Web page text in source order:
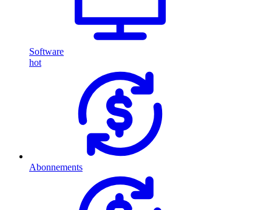
Software
hot
Abonnements